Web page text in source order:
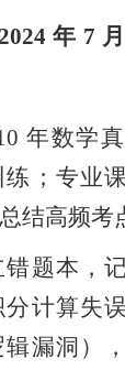
年 7
年数学
；专业
结高频考
题本，
分计算失
漏洞）